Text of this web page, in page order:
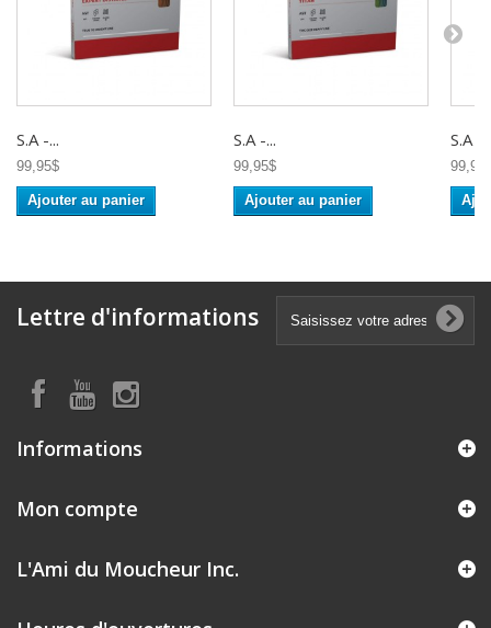
S.A -...
99,95$
Ajouter au panier
S.A -...
99,95$
Ajouter au panier
S.A -
Lettre d'informations
Informations
Mon compte
L'Ami du Moucheur Inc.